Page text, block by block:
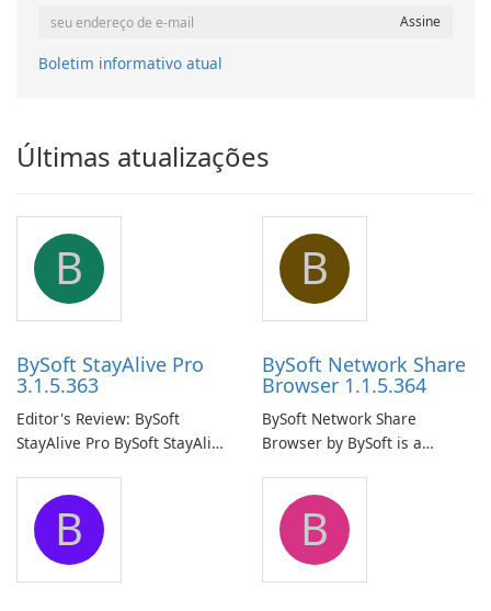
Boletim informativo atual
Últimas atualizações
B
BySoft StayAlive Pro
3.1.5.363
Editor's Review: BySoft
StayAlive Pro BySoft StayAlive
application designed to
ensure the continuous and
uninterrupted operation of
your computer system.
B
BySoft Network Share
Browser 1.1.5.364
BySoft Network Share
Browser by BySoft is a
application that allows users
to easily browse and manage
shared folders on their
network.
B B